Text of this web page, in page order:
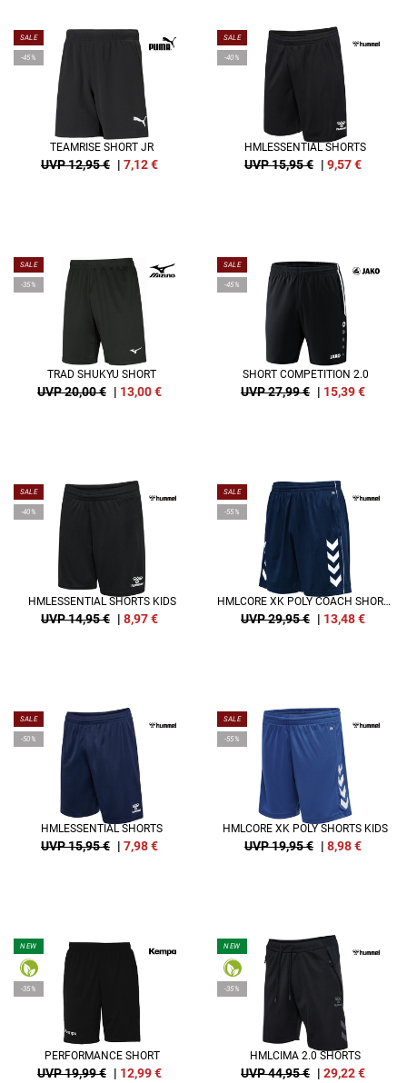
SALE
-45%
TEAMRISE SHORT JR
UVP 12,95 € | 7,12€
SALE
-40%
HMLESSENTIAL SHORTS
UVP 15,95 € | 9,57€
SALE
-35%
TRAD SHUKYU SHORT
UVP 20,00 € | 13,00€
SALE
-45%
SHORT COMPETITION 2.0
UVP 27,99 € | 15,39€
SALE
-40%
HMLESSENTIAL SHORTS KIDS
UVP 14,95 € | 8,97€
SALE
-55%
HMLCORE XK POLY COACH SHORTS
UVP 29,95 € | 13,48€
SALE
-50%
HMLESSENTIAL SHORTS
UVP 15,95 € | 7,98€
SALE
-55%
HMLCORE XK POLY SHORTS KIDS
UVP 19,95 € | 8,98€
NEW
-35%
PERFORMANCE SHORT
UVP 19,99 € | 12,99€
NEW
-35%
HMLCIMA 2.0 SHORTS
UVP 44,95 € | 29,22€